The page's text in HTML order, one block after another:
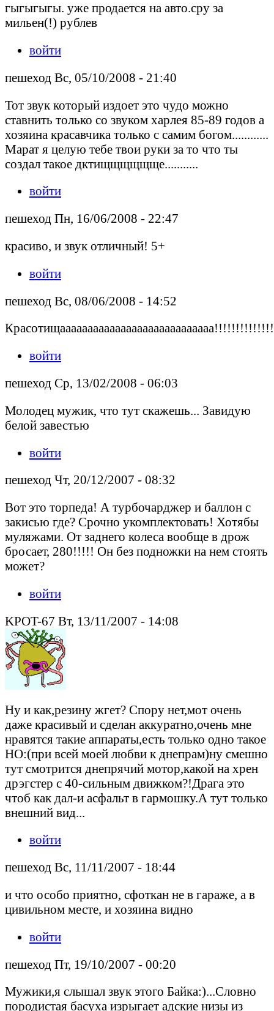
гыгыгыгы. уже продается на авто.сру за
мильен(!) рублев
войти
пешеход Вс, 05/10/2008 - 21:40
Тот звук который издоет это чудо можно
ставнить только со звуком харлея 85-89 годов а
хозяина красавчика только с самим богом............
Марат я целую тебе твои руки за то что ты
создал такое дктищщщщщще...........
войти
пешеход Пн, 16/06/2008 - 22:47
красиво, и звук отличный! 5+
войти
пешеход Вс, 08/06/2008 - 14:52
войти
пешеход Ср, 13/02/2008 - 06:03
Молодец мужик, что тут скажешь... Завидую
белой завестью
войти
пешеход Чт, 20/12/2007 - 08:32
Вот это торпеда! А турбочарджер и баллон с
закисью где? Срочно укомплектовать! Хотябы
муляжами. От заднего колеса вообще в дрож
бросает, 280!!!!! Он без подножки на нем стоять
может?
войти
KPOT-67 Вт, 13/11/2007 - 14:08
Ну и как,резину жгет? Спору нет,мот очень
даже красивый и сделан аккуратно,очень мне
нравятся такие аппараты,есть только одно такое
НО:(при всей моей любви к днепрам)ну смешно
тут смотрится днепрячий мотор,какой на хрен
дрэгстер с 40-сильным движком?!Драга это
чтоб как дал-и асфальт в гармошку.А тут только
внешний вид...
войти
пешеход Вс, 11/11/2007 - 18:44
и что особо приятно, сфоткан не в гараже, а в
цивильном месте, и хозяина видно
войти
пешеход Пт, 19/10/2007 - 00:20
Мужики,я слышал звук этого Байка:)...Словно
породистая басуха изрыгает адские низы из